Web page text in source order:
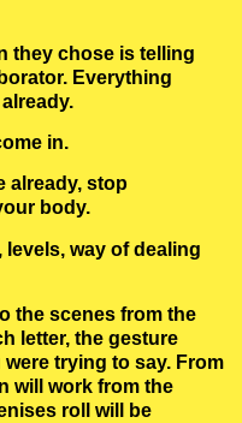
they chose is telling
Everything
in.
already, stop
body.
way of dealing
the scenes from the
letter, the gesture
trying to say. From
will work from the
roll will be